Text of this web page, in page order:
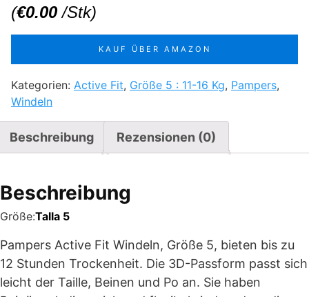
(€0.00 /Stk)
KAUF ÜBER AMAZON
Kategorien: Active Fit, Größe 5 : 11-16 Kg, Pampers,
Windeln
Beschreibung Rezensionen (0)
Beschreibung
Größe:Talla 5
Pampers Active Fit Windeln, Größe 5, bieten bis zu
12 Stunden Trockenheit. Die 3D-Passform passt sich
leicht der Taille, Beinen und Po an. Sie haben